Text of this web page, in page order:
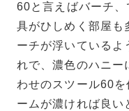
60と言えばバーチ
具がひしめく部屋も
ーチが浮いているよ
れで、濃色のハニー
わせのスツール60
ームが濃ければ良い